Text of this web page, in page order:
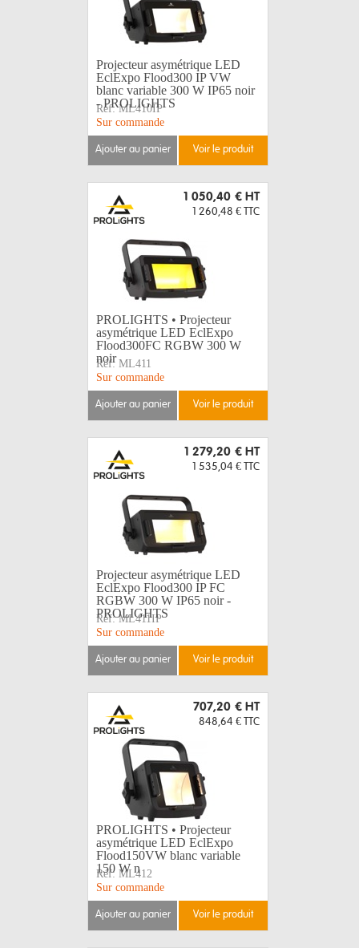
Projecteur asymétrique LED
EclExpo Flood300 IP VW
blanc variable 300 W IP65 noir
- PROLIGHTS
Réf: ML410IP
Sur commande
ajouter au panier voir le produit
1 050,40 € HT
1 260,48 € TTC
PROLIGHTS • Projecteur
asymétrique LED EclExpo
Flood300FC RGBW 300 W
noir
Réf: ML411
Sur commande
ajouter au panier voir le produit
1 279,20 € HT
1 535,04 € TTC
Projecteur asymétrique LED
EclExpo Flood300 IP FC
RGBW 300 W IP65 noir -
PROLIGHTS
Réf: ML411IP
Sur commande
ajouter au panier voir le produit
707,20 € HT
848,64 € TTC
PROLIGHTS • Projecteur
asymétrique LED EclExpo
Flood150VW blanc variable
150 W n
Réf: ML412
Sur commande
ajouter au panier voir le produit